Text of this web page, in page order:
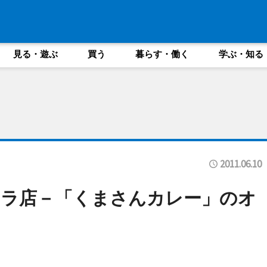
見る・遊ぶ 買う 暮らす・働く 学ぶ・知る
2011.06.10
店－「くまさんカレー」のオ